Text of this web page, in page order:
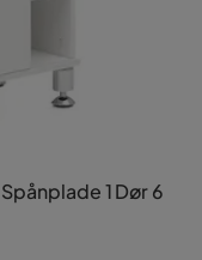
1 Dør 6